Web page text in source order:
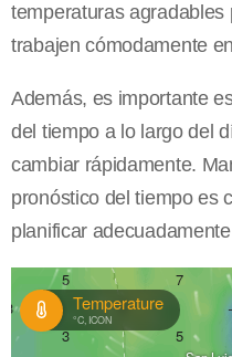
temperaturas
trabajen cómodamente
Además, es importante
del tiempo a lo largo del
cambiar rápidamente.
pronóstico del tiempo es
planificar